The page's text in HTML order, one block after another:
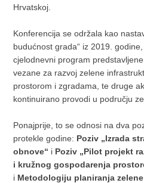
Hrvatskoj.
Konferencija se održala kao
budućnost grada“ iz 2019.
cjelodnevni program
vezane za razvoj zelene
prostorom i zgradama, te druge
kontinuirano provodi u području
Ponajprije, to se odnosi na dva
protekle godine: Poziv „Izrada
obnove“ i Poziv „Pilot projekt
i kružnog gospodarenja
i Metodologiju planiranja